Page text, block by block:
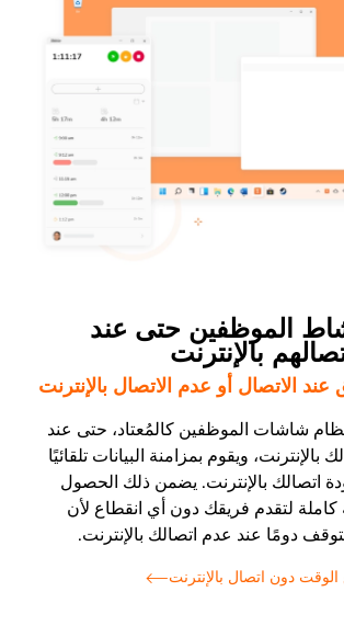
الموظفين حتى عند
بالإنترنت
عند الاتصال أو عدم الاتصال بالإنترنت
شاشات الموظفين كالمُعتاد، حتى عند
بالإنترنت، ويقوم بمزامنة البيانات تلقائيًا
اتصالك بالإنترنت. يضمن ذلك الحصول
لتقدم فريقك دون أي انقطاع لأن
دومًا عند عدم اتصالك بالإنترنت.
الوقت دون اتصال بالإنترنت